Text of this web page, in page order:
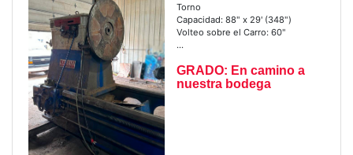
Torno
Capacidad: 88" x 29' (348")
Volteo sobre el Carro: 60"
...
GRADO: En camino a
nuestra bodega